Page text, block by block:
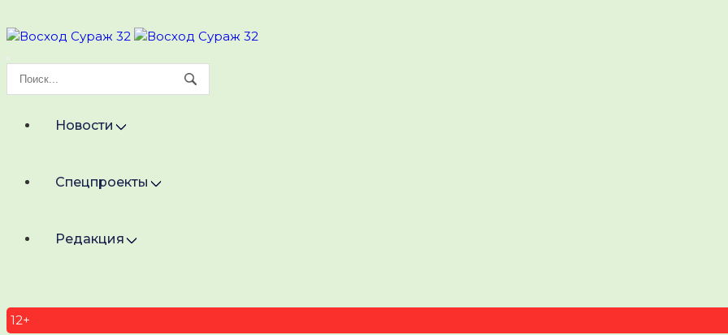
Новости
Спецпроекты
Редакция
12+